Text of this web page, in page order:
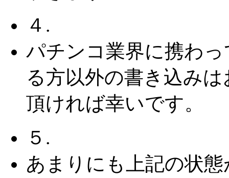
４.
パチンコ業界に携わっ
る方以外の書き込みは
頂ければ幸いです。
５.
あまりにも上記の状態